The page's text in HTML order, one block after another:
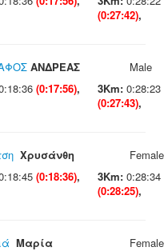
(0:27:42),
ΑΝΔΡΕΑΣ
Male
(0:17:56), 3Km: 0:28:23
(0:27:43),
Χρυσάνθη
Female
(0:18:36), 3Km: 0:28:34
(0:28:25),
Μαρία
Female